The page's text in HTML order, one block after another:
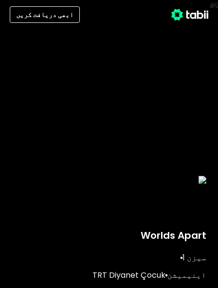
ابھی دریافت کریں
Worlds Apart
سیزن 1
اینیمیشن TRT Diyanet Çocuk